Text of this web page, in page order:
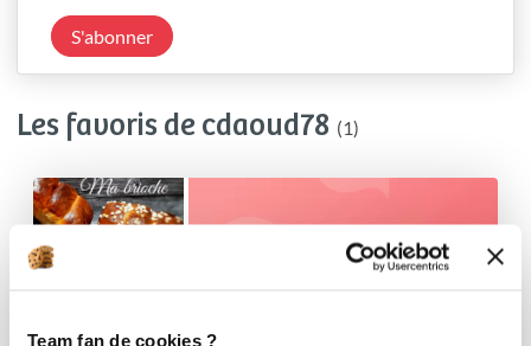
Team fan de cookies ?
S'abonner
Les favoris de cdaoud78 (1)